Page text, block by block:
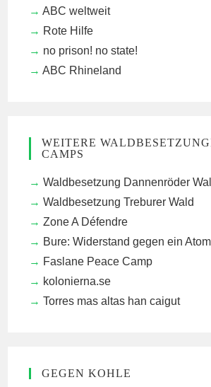
ABC weltweit
Rote Hilfe
no prison! no state!
ABC Rhineland
WEITERE
CAMPS
Waldbesetzung Dannenröder
Waldbesetzung Treburer Wald
Zone A Défendre
Bure: Widerstand gegen ein
Faslane Peace Camp
kolonierna.se
Torres mas altas han caigut
GEGEN KOHLE